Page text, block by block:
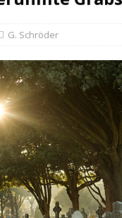
G. Schröder